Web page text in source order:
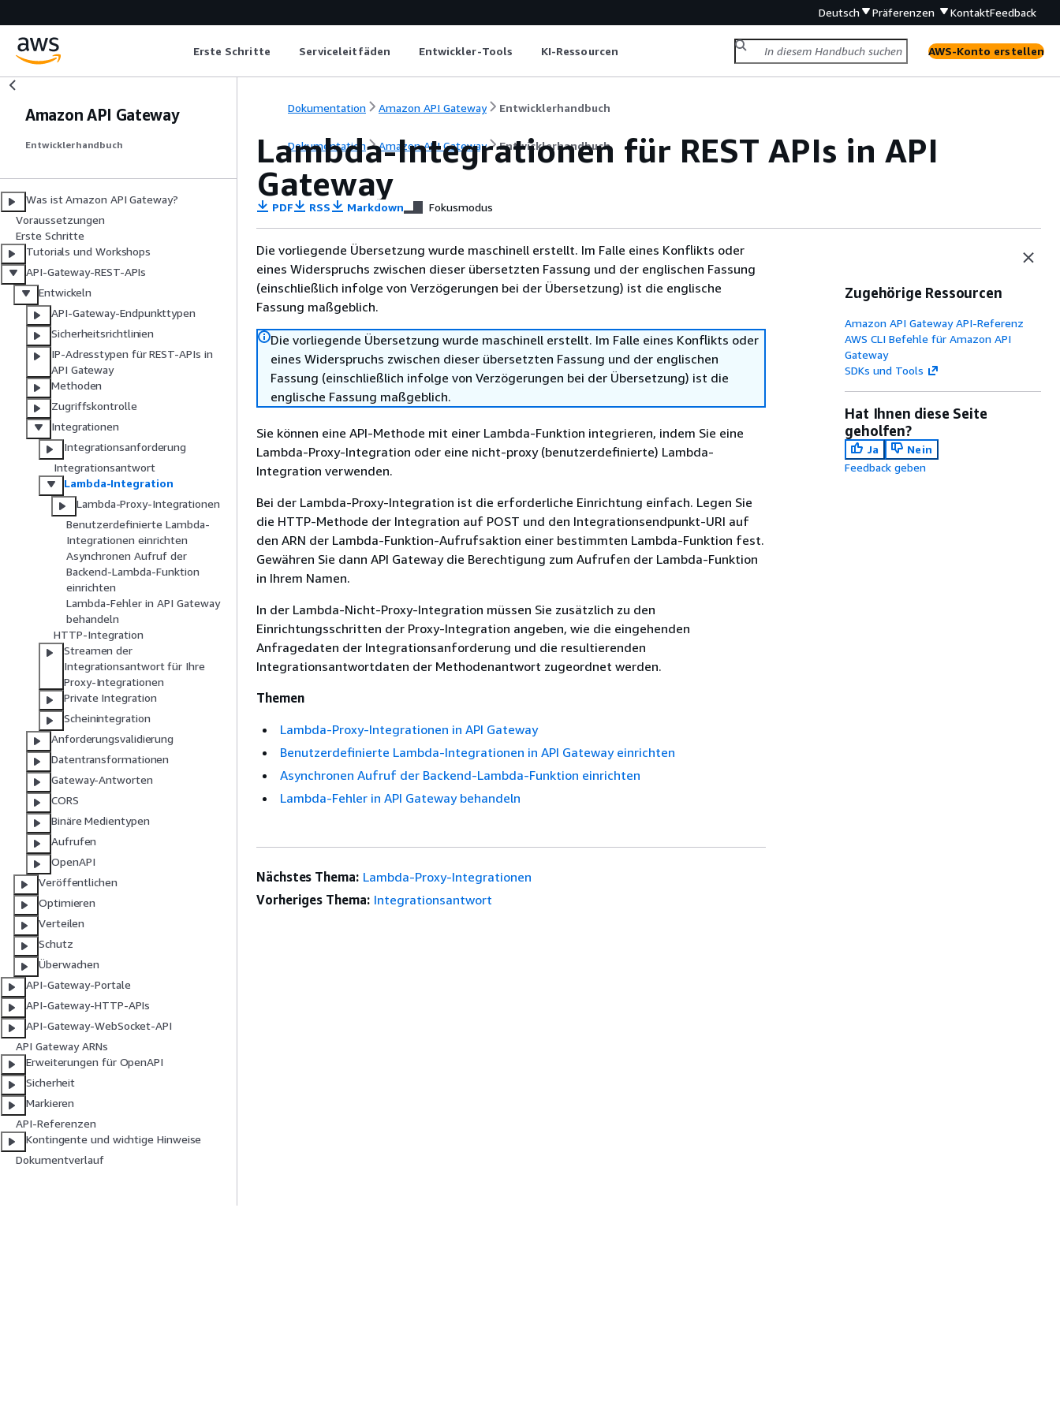
Deutsch Präferenzen KontaktFeedback
Erste Schritte Serviceleitfäden Entwickler-Tools KI-Ressourcen AWS-Konto erstellen
Amazon API Gateway
Entwicklerhandbuch
Was ist Amazon API Gateway?
Voraussetzungen
Erste Schritte
Tutorials und Workshops
API-Gateway-REST-APIs
Entwickeln
API-Gateway-Endpunkttypen
Sicherheitsrichtlinien
IP-Adresstypen für REST-APIs in
API Gateway
Methoden
Zugriffskontrolle
Integrationen
Integrationsanforderung
Integrationsantwort
Lambda-Integration
Lambda-Proxy-Integrationen
Benutzerdefinierte Lambda-
Integrationen einrichten
Asynchronen Aufruf der
Backend-Lambda-Funktion
einrichten
Lambda-Fehler in API Gateway
behandeln
HTTP-Integration
Streamen der
Integrationsantwort für Ihre
Proxy-Integrationen
Private Integration
Scheinintegration
Anforderungsvalidierung
Datentransformationen
Gateway-Antworten
CORS
Binäre Medientypen
Aufrufen
OpenAPI
Veröffentlichen
Optimieren
Verteilen
Schutz
Überwachen
API-Gateway-Portale
API-Gateway-HTTP-APIs
API-Gateway-WebSocket-API
API Gateway ARNs
Erweiterungen für OpenAPI
Sicherheit
Markieren
API-Referenzen
Kontingente und wichtige Hinweise
Dokumentverlauf
Dokumentation Amazon API Gateway Entwicklerhandbuch
Dokumentation Amazon API Gateway Entwicklerhandbuch
Lambda-Integrationen für REST APIs in API
Gateway
PDF RSS Markdown Fokusmodus
Die vorliegende Übersetzung wurde maschinell erstellt. Im Falle eines Konflikts oder
eines Widerspruchs zwischen dieser übersetzten Fassung und der englischen Fassung
(einschließlich infolge von Verzögerungen bei der Übersetzung) ist die englische
Fassung maßgeblich.
Die vorliegende Übersetzung wurde maschinell erstellt. Im Falle eines Konflikts oder
eines Widerspruchs zwischen dieser übersetzten Fassung und der englischen
Fassung (einschließlich infolge von Verzögerungen bei der Übersetzung) ist die
englische Fassung maßgeblich.
Sie können eine API-Methode mit einer Lambda-Funktion integrieren, indem Sie eine
Lambda-Proxy-Integration oder eine nicht-proxy (benutzerdefinierte) Lambda-
Integration verwenden.
Bei der Lambda-Proxy-Integration ist die erforderliche Einrichtung einfach. Legen Sie
die HTTP-Methode der Integration auf POST und den Integrationsendpunkt-URI auf
den ARN der Lambda-Funktion-Aufrufsaktion einer bestimmten Lambda-Funktion fest.
Gewähren Sie dann API Gateway die Berechtigung zum Aufrufen der Lambda-Funktion
in Ihrem Namen.
In der Lambda-Nicht-Proxy-Integration müssen Sie zusätzlich zu den
Einrichtungsschritten der Proxy-Integration angeben, wie die eingehenden
Anfragedaten der Integrationsanforderung und die resultierenden
Integrationsantwortdaten der Methodenantwort zugeordnet werden.
Themen
Lambda-Proxy-Integrationen in API Gateway
Benutzerdefinierte Lambda-Integrationen in API Gateway einrichten
Asynchronen Aufruf der Backend-Lambda-Funktion einrichten
Lambda-Fehler in API Gateway behandeln
Zugehörige Ressourcen
Amazon API Gateway API-Referenz
AWS CLI Befehle für Amazon API
Gateway
SDKs und Tools
Hat Ihnen diese Seite
geholfen?
Ja
Nein
Feedback geben
Nächstes Thema: Lambda-Proxy-Integrationen
Vorheriges Thema: Integrationsantwort